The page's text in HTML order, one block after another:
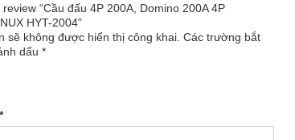
“Cầu đấu 4P 200A, Domino 200A 4P
HYT-2004”
sẽ không được hiển thị công khai. Các trường bắt
dấu *
*